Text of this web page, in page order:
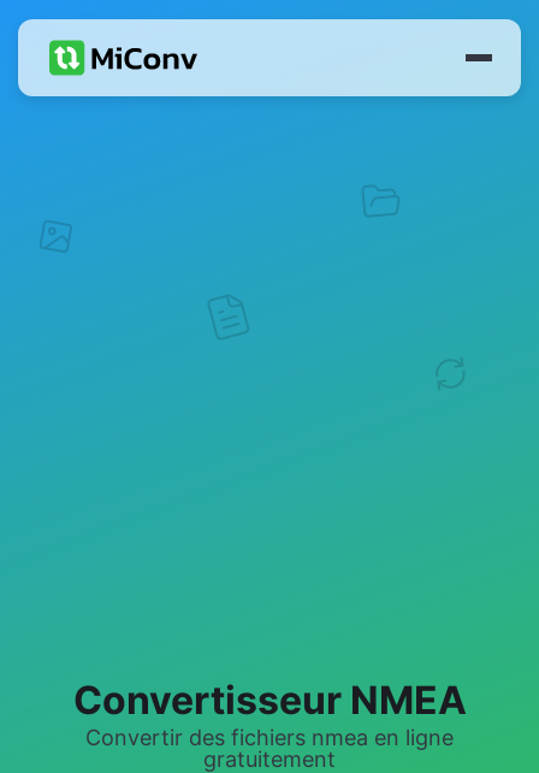
Convertisseur NMEA
Convertir des fichiers nmea en ligne
gratuitement